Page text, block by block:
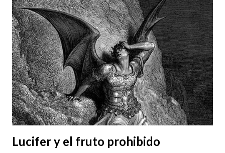
Lucifer y el fruto prohibido